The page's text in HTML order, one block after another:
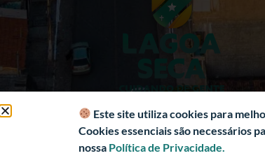
Este site utiliza cookies para
Cookies essenciais são necessários
nossa Política de Privacidade.